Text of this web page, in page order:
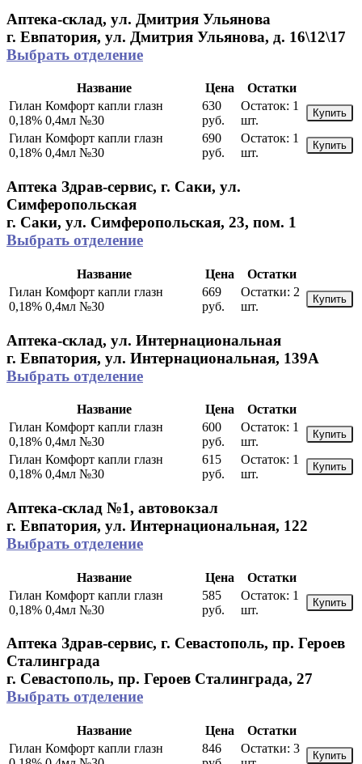
Аптека-склад, ул. Дмитрия Ульянова
г. Евпатория, ул. Дмитрия Ульянова, д. 16\12\17
Выбрать отделение
Название Цена
Остатки
Гилан Комфорт капли глазн
0,18% 0,4мл №30
630
руб.
Остаток: 1
шт.
Купить
Гилан Комфорт капли глазн
0,18% 0,4мл №30
690
руб.
Остаток: 1
шт.
Купить
Аптека Здрав-сервис, г. Саки, ул.
Симферопольская
г. Саки, ул. Симферопольская, 23, пом. 1
Выбрать отделение
Название Цена
Остатки
Гилан Комфорт капли глазн
0,18% 0,4мл №30
669
руб.
Остатки: 2
шт.
Купить
Аптека-склад, ул. Интернациональная
г. Евпатория, ул. Интернациональная, 139А
Выбрать отделение
Название Цена
Остатки
Гилан Комфорт капли глазн
0,18% 0,4мл №30
600
руб.
Остаток: 1
шт.
Купить
Гилан Комфорт капли глазн
0,18% 0,4мл №30
615
руб.
Остаток: 1
шт.
Купить
Аптека-склад №1, автовокзал
г. Евпатория, ул. Интернациональная, 122
Выбрать отделение
Название Цена
Остатки
Гилан Комфорт капли глазн
0,18% 0,4мл №30
585
руб.
Остаток: 1
шт.
Купить
Аптека Здрав-сервис, г. Севастополь, пр. Героев
Сталинграда
г. Севастополь, пр. Героев Сталинграда, 27
Выбрать отделение
Название Цена
Остатки
Гилан Комфорт капли глазн
846
Остатки: 3
Купить